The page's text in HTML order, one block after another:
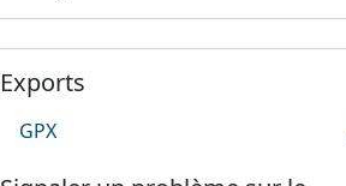
Exports
GPX